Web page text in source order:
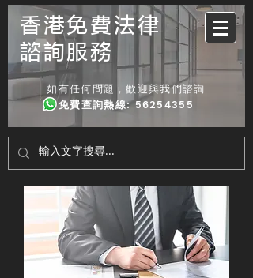
香港免費法律
諮詢服務
如有任何問題，歡迎與我們諮詢
免費查詢熱線:56254355